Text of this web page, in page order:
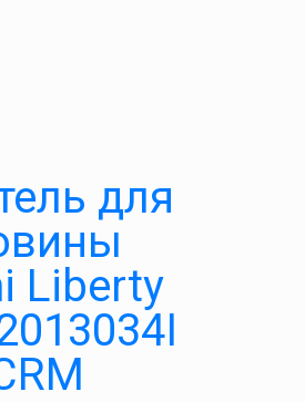
для
Liberty